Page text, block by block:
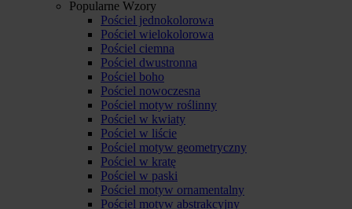
Popularne Wzory
Pościel jednokolorowa
Pościel wielokolorowa
Pościel ciemna
Pościel dwustronna
Pościel boho
Pościel nowoczesna
Pościel motyw roślinny
Pościel w kwiaty
Pościel w liście
Pościel motyw geometryczny
Pościel w kratę
Pościel w paski
Pościel motyw ornamentalny
Pościel motyw abstrakcyjny